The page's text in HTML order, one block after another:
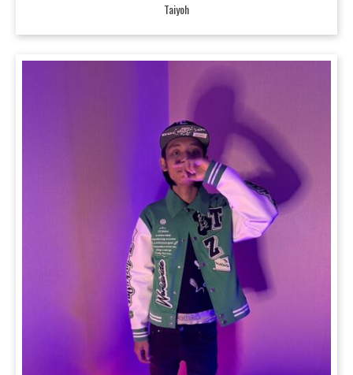
Taiyoh